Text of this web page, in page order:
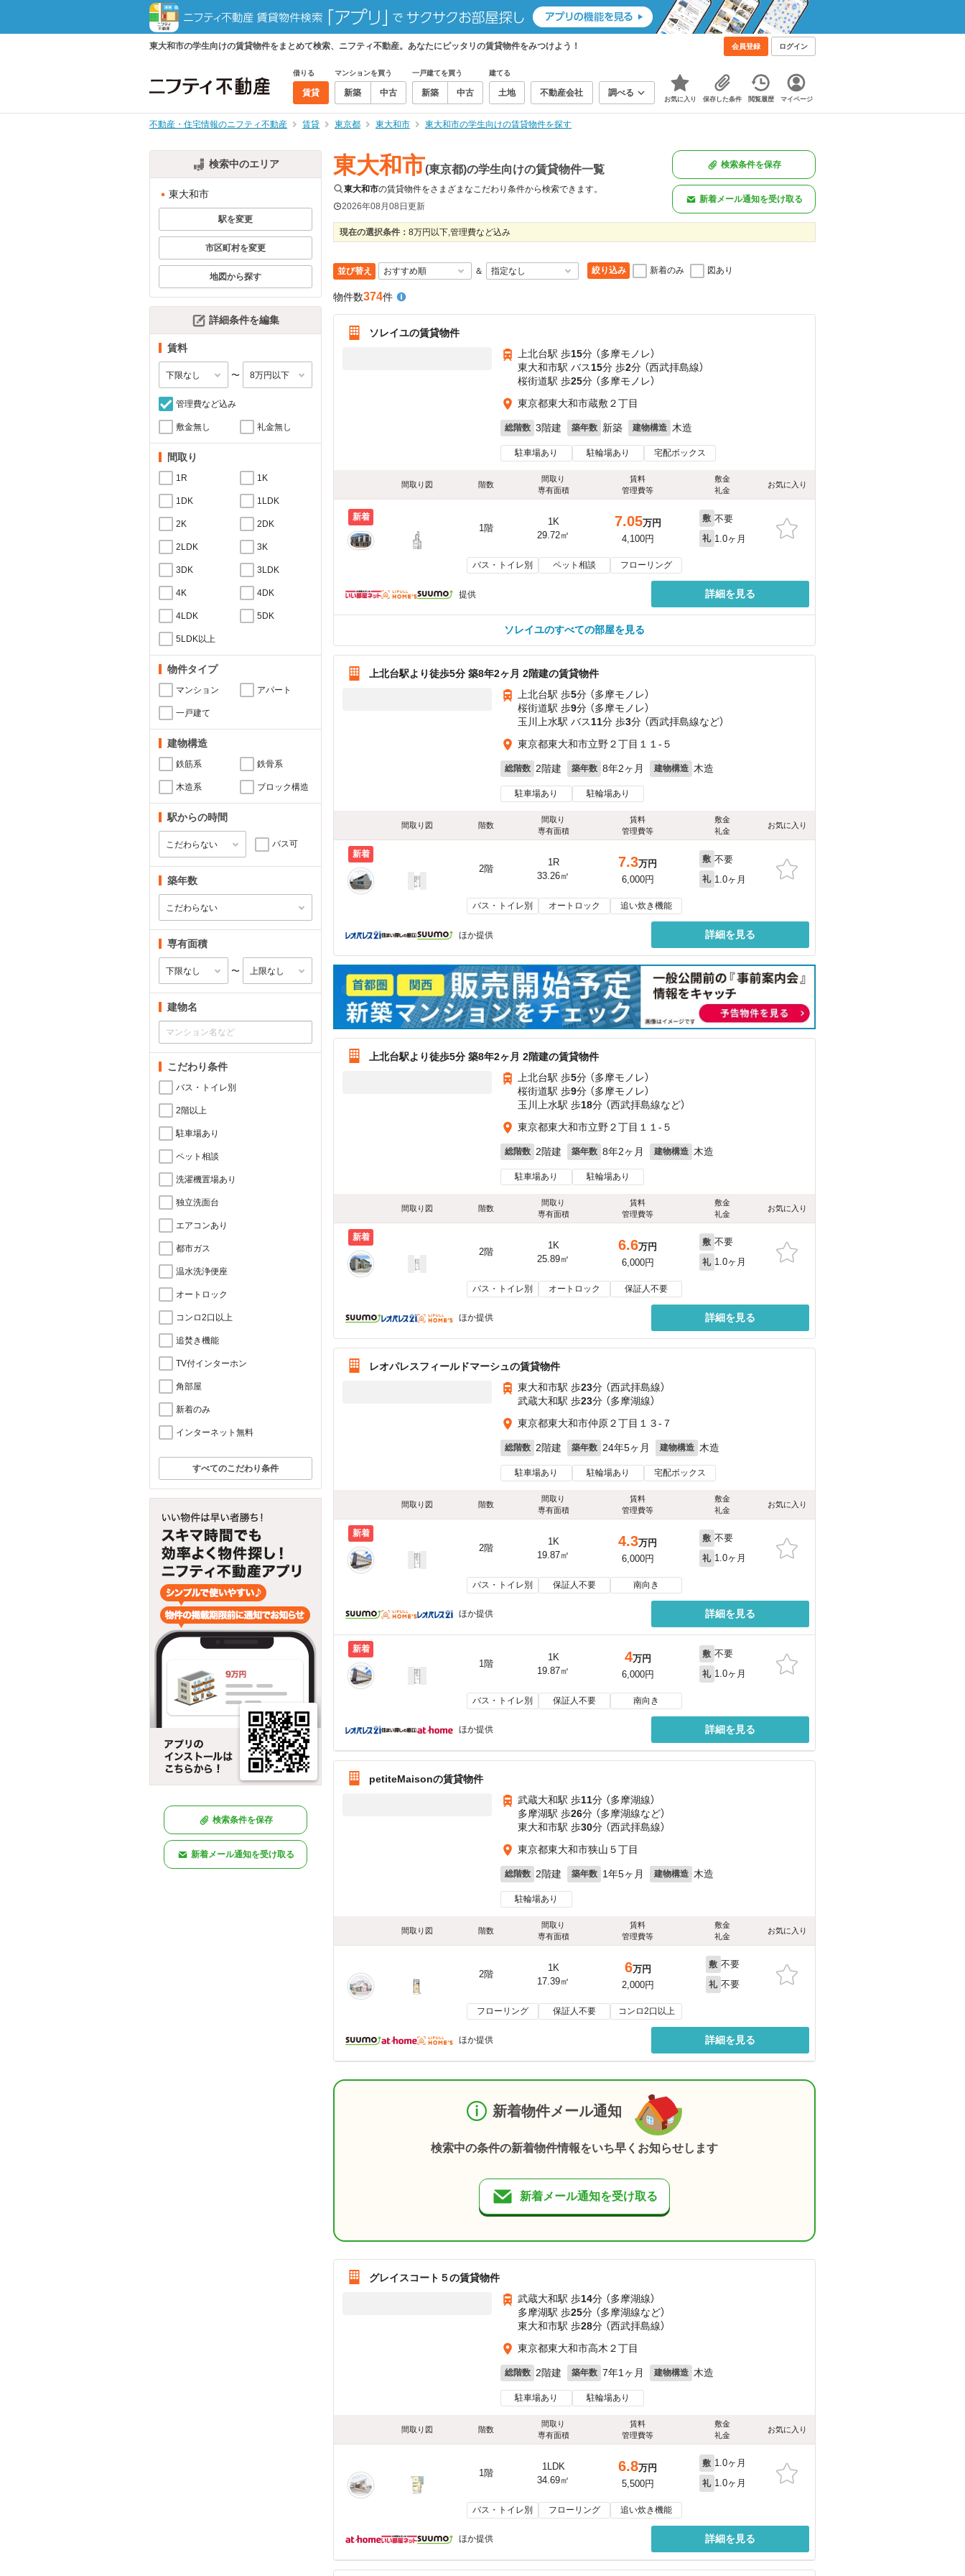
東大和市の学生向けの賃貸物件をまとめて検索、ニフティ不動産。あなたにピッタリの賃貸物件をみつけよう！ 会員登録 ログイン
借りる
賃貸
マンションを買う
新築 中古
一戸建てを買う
新築 中古
建てる
土地 不動産会社 調べる
お気に入り 保存した条件 閲覧履歴 マイページ
不動産・住宅情報のニフティ不動産 賃貸 東京都 東大和市 東大和市の学生向けの賃貸物件を探す
検索中のエリア
東大和市
駅を変更
市区町村を変更
地図から探す
詳細条件を編集
賃料
〜
管理費など込み
敷金無し 礼金無し
間取り
1R 1K
1DK 1LDK
2K 2DK
2LDK 3K
3DK 3LDK
4K 4DK
4LDK 5DK
5LDK以上
物件タイプ
マンション アパート
一戸建て
建物構造
鉄筋系 鉄骨系
木造系 ブロック構造
駅からの時間
バス可
築年数
専有面積
〜
建物名
こだわり条件
バス・トイレ別
2階以上
駐車場あり
ペット相談
洗濯機置場あり
独立洗面台
エアコンあり
都市ガス
温水洗浄便座
オートロック
コンロ2口以上
追焚き機能
TV付インターホン
角部屋
新着のみ
インターネット無料
すべてのこだわり条件
検索条件を保存
新着メール通知を受け取る
東大和市(東京都)の学生向けの賃貸物件一覧
東大和市の賃貸物件をさまざまなこだわり条件から検索できます。
2026年08月08日更新
検索条件を保存
新着メール通知を受け取る
現在の選択条件： 8万円以下,管理費など込み
並び替え ＆ 絞り込み 新着のみ 図あり
物件数374件
ソレイユの賃貸物件
上北台駅 歩15分 （多摩モノレ）
東大和市駅 バス15分 歩2分 （西武拝島線）
桜街道駅 歩25分 （多摩モノレ）
東京都東大和市蔵敷２丁目
総階数 3階建 築年数 新築 建物構造 木造
駐車場あり 駐輪場あり 宅配ボックス
間取り図 階数
間取り
専有面積
賃料
管理費等
敷金
礼金
お気に入り
新着
1階
1K
29.72㎡
7.05万円
4,100円
敷 不要
礼 1.0ヶ月
バス・トイレ別 ペット相談 フローリング
提供 詳細を見る
ソレイユのすべての部屋を見る
上北台駅より徒歩5分 築8年2ヶ月 2階建の賃貸物件
上北台駅 歩5分 （多摩モノレ）
桜街道駅 歩9分 （多摩モノレ）
玉川上水駅 バス11分 歩3分 （西武拝島線など）
東京都東大和市立野２丁目１１-５
総階数 2階建 築年数 8年2ヶ月 建物構造 木造
駐車場あり 駐輪場あり
間取り図 階数
間取り
専有面積
賃料
管理費等
敷金
礼金
お気に入り
新着
2階
1R
33.26㎡
7.3万円
6,000円
敷 不要
礼 1.0ヶ月
バス・トイレ別 オートロック 追い炊き機能
ほか提供 詳細を見る
上北台駅より徒歩5分 築8年2ヶ月 2階建の賃貸物件
上北台駅 歩5分 （多摩モノレ）
桜街道駅 歩9分 （多摩モノレ）
玉川上水駅 歩18分 （西武拝島線など）
東京都東大和市立野２丁目１１-５
総階数 2階建 築年数 8年2ヶ月 建物構造 木造
駐車場あり 駐輪場あり
間取り図 階数
間取り
専有面積
賃料
管理費等
敷金
礼金
お気に入り
新着
2階
1K
25.89㎡
6.6万円
6,000円
敷 不要
礼 1.0ヶ月
バス・トイレ別 オートロック 保証人不要
ほか提供 詳細を見る
レオパレスフィールドマーシュの賃貸物件
東大和市駅 歩23分 （西武拝島線）
武蔵大和駅 歩23分 （多摩湖線）
東京都東大和市仲原２丁目１３-７
総階数 2階建 築年数 24年5ヶ月 建物構造 木造
駐車場あり 駐輪場あり 宅配ボックス
間取り図 階数
間取り
専有面積
賃料
管理費等
敷金
礼金
お気に入り
新着
2階
1K
19.87㎡
4.3万円
6,000円
敷 不要
礼 1.0ヶ月
バス・トイレ別 保証人不要 南向き
ほか提供 詳細を見る
新着
1階
1K
19.87㎡
4万円
6,000円
敷 不要
礼 1.0ヶ月
バス・トイレ別 保証人不要 南向き
ほか提供 詳細を見る
petiteMaisonの賃貸物件
武蔵大和駅 歩11分 （多摩湖線）
多摩湖駅 歩26分 （多摩湖線など）
東大和市駅 歩30分 （西武拝島線）
東京都東大和市狭山５丁目
総階数 2階建 築年数 1年5ヶ月 建物構造 木造
駐輪場あり
間取り図 階数
間取り
専有面積
賃料
管理費等
敷金
礼金
お気に入り
2階
1K
17.39㎡
6万円
2,000円
敷 不要
礼 不要
フローリング 保証人不要 コンロ2口以上
ほか提供 詳細を見る
新着物件メール通知
検索中の条件の新着物件情報をいち早くお知らせします
新着メール通知を受け取る
グレイスコート５の賃貸物件
武蔵大和駅 歩14分 （多摩湖線）
多摩湖駅 歩25分 （多摩湖線など）
東大和市駅 歩28分 （西武拝島線）
東京都東大和市高木２丁目
総階数 2階建 築年数 7年1ヶ月 建物構造 木造
駐車場あり 駐輪場あり
間取り図 階数
間取り
専有面積
賃料
管理費等
敷金
礼金
お気に入り
1階
1LDK
34.69㎡
6.8万円
5,500円
敷 1.0ヶ月
礼 1.0ヶ月
バス・トイレ別 フローリング 追い炊き機能
ほか提供 詳細を見る